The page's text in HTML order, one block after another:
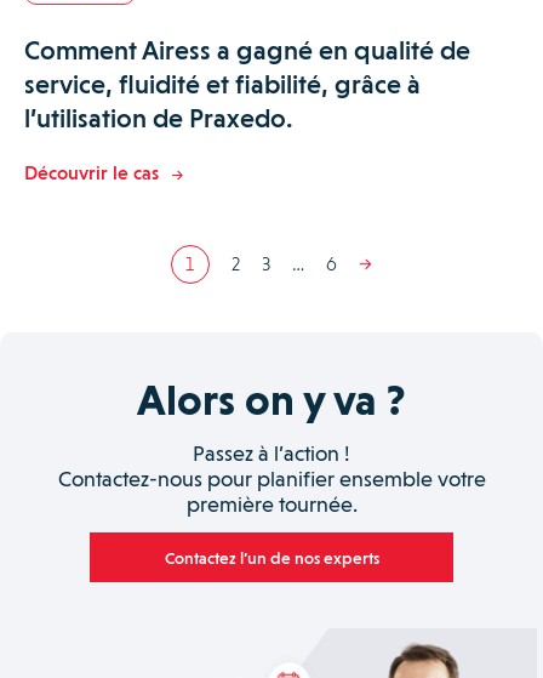
Comment Airess a gagné en qualité de
service, fluidité et fiabilité, grâce à
l’utilisation de Praxedo.
Découvrir le cas
1 2 3 … 6
Alors on y va ?
Passez à l’action !
Contactez-nous pour planifier ensemble votre
première tournée.
Contactez l’un de nos experts